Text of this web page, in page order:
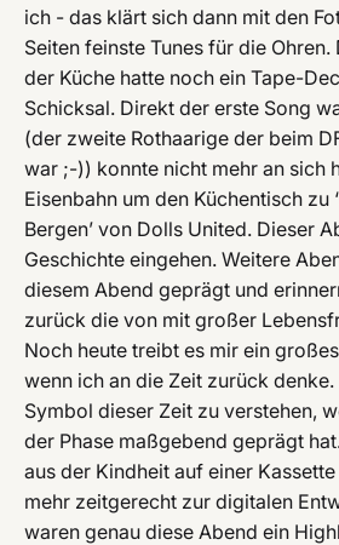
ich - das klärt sich dann mit den
Seiten feinste Tunes für die
der Küche hatte noch ein Tape-
Schicksal. Direkt der erste Song
(der zweite Rothaarige der beim
war ;-)) konnte nicht mehr an sich
Eisenbahn um den Küchentisch zu
Bergen’ von Dolls United. Dieser
Geschichte eingehen. Weitere
diesem Abend geprägt und
zurück die von mit großer
Noch heute treibt es mir ein
wenn ich an die Zeit zurück denke.
Symbol dieser Zeit zu verstehen,
der Phase maßgebend geprägt
aus der Kindheit auf einer
mehr zeitgerecht zur digitalen
waren genau diese Abend ein